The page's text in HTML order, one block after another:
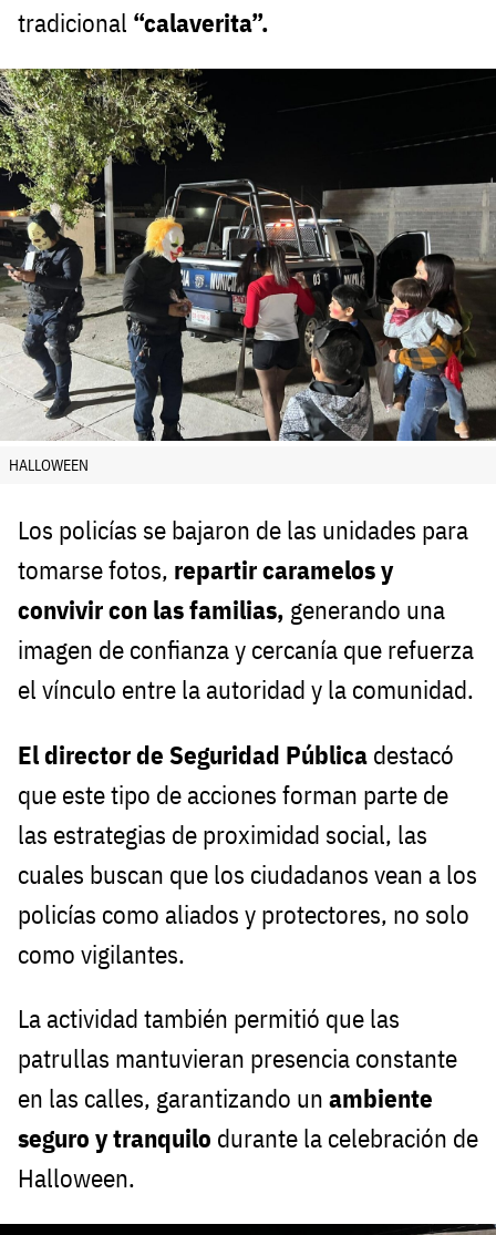
tradicional “calaverita”.
HALLOWEEN
Los policías se bajaron de las unidades para
tomarse fotos, repartir caramelos y
convivir con las familias, generando una
imagen de confianza y cercanía que refuerza
el vínculo entre la autoridad y la comunidad.
El director de Seguridad Pública destacó
que este tipo de acciones forman parte de
las estrategias de proximidad social, las
cuales buscan que los ciudadanos vean a los
policías como aliados y protectores, no solo
como vigilantes.
La actividad también permitió que las
patrullas mantuvieran presencia constante
en las calles, garantizando un ambiente
seguro y tranquilo durante la celebración de
Halloween.